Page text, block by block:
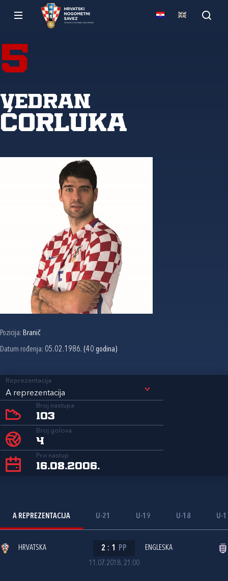
5
Vedran
Ćorluka
Pozicija: Branič
Datum rođenja: 05.02.1986. (40 godina)
Reprezentacija
A reprezentacija
Broj nastupa
103
Broj golova
4
Prvi nastup
16.08.2006.
A REPREZENTACIJA U-21 U-19 U-18 U-
11.07.2018. 21:00
HRVATSKA 2 : 1 PP ENGLESKA